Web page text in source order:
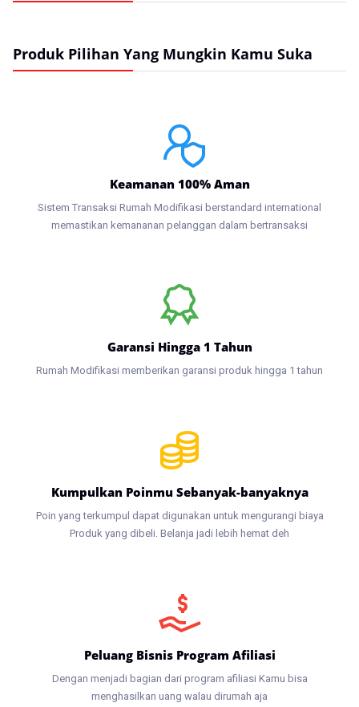
Produk Pilihan Yang Mungkin Kamu Suka
Keamanan 100% Aman
Sistem Transaksi Rumah Modifikasi berstandard international
memastikan kemananan pelanggan dalam bertransaksi
Garansi Hingga 1 Tahun
Rumah Modifikasi memberikan garansi produk hingga 1 tahun
Kumpulkan Poinmu Sebanyak-banyaknya
Poin yang terkumpul dapat digunakan untuk mengurangi biaya
Produk yang dibeli. Belanja jadi lebih hemat deh
Peluang Bisnis Program Afiliasi
Dengan menjadi bagian dari program afiliasi Kamu bisa
menghasilkan uang walau dirumah aja